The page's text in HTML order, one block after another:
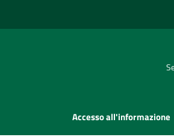
Accesso all'informazione